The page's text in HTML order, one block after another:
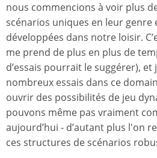
nous commencions à voir plus
scénarios uniques en leur
développées dans notre loisir.
me prend de plus en plus de
d’essais pourrait le suggérer), et
nombreux essais dans ce
ouvrir des possibilités de jeu
pouvons même pas vraiment
aujourd’hui - d’autant plus l'on
ces structures de scénarios